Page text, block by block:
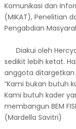
Komunikasi dan
(MIKAT), Penelitian
Pengabdian
Diakui oleh
sedikit lebih ketat.
anggota ditargetkan
“Kami bukan butuh
Kami butuh kader
membangun BEM
(Mardella Savitri)